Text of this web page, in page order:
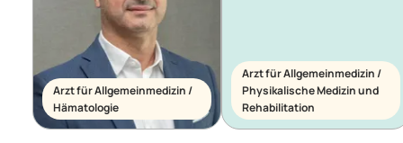
Arzt für Allgemeinmedizin /
Hämatologie
Arzt für Allgemeinmedizin /
Physikalische Medizin und
Rehabilitation